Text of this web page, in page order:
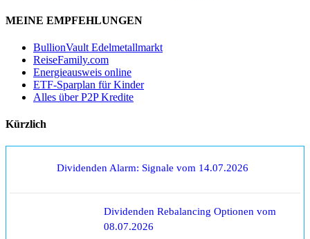
MEINE EMPFEHLUNGEN
BullionVault Edelmetallmarkt
ReiseFamily.com
Energieausweis online
ETF-Sparplan für Kinder
Alles über P2P Kredite
Kürzlich
Dividenden Alarm: Signale vom 14.07.2026
Dividenden Rebalancing Optionen vom
08.07.2026